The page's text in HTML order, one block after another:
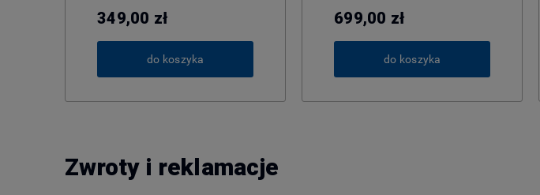
349,00 zł
do koszyka
699,00 zł
do koszyka
Zwroty i reklamacje